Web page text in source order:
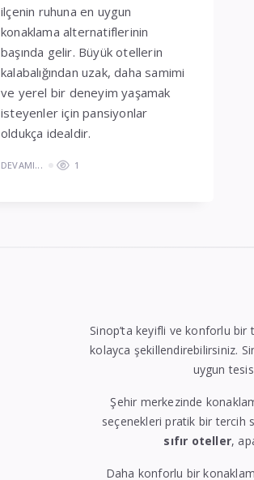
ilçenin ruhuna en uygun
konaklama alternatiflerinin
başında gelir. Büyük otellerin
kalabalığından uzak, daha samimi
ve yerel bir deneyim yaşamak
isteyenler için pansiyonlar
oldukça idealdir.
DEVAMI... 1
Sinop’ta keyifli ve konforlu
kolayca şekillendirebilirsiniz.
uygun
Şehir merkezinde
seçenekleri pratik bir tercih
sıfır oteller,
Daha konforlu bir